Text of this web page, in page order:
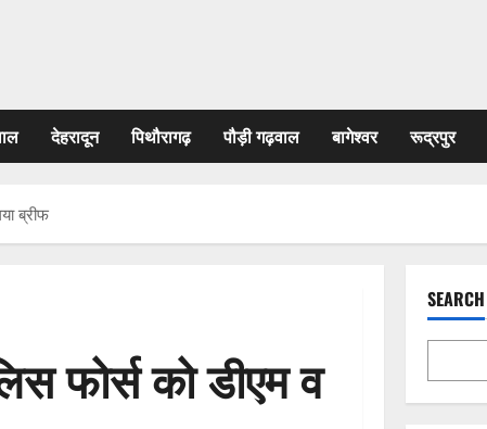
देहरादून पिथौरागढ़ पौड़ी गढ़वाल बागेश्वर रूद्रपुर
ब्रीफ
फोर्स को डीएम व
SEARCH